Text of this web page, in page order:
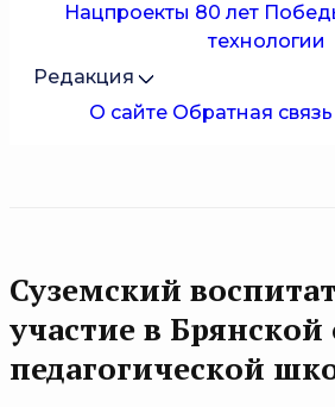
Нацпроекты 80 лет
технологии
Редакция
О сайте Обратная связь
Суземский
участие в Брянской
педагогической